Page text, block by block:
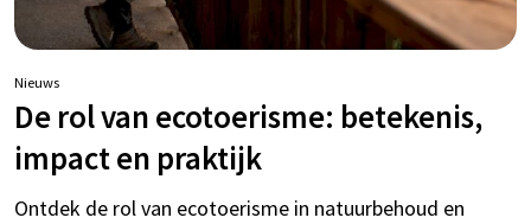
Nieuws
De rol van ecotoerisme: betekenis,
impact en praktijk
Ontdek de rol van ecotoerisme in natuurbehoud en